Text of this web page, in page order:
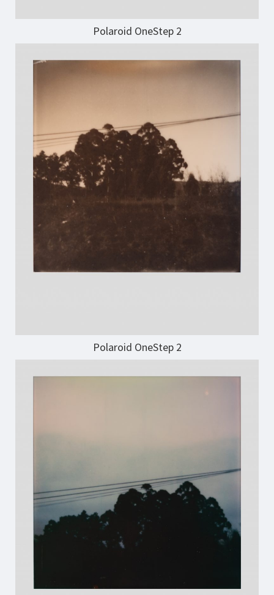
Polaroid OneStep 2
Polaroid OneStep 2